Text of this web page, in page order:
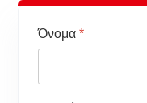
Όνομα*